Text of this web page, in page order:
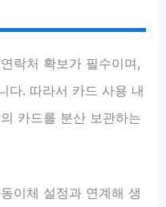
락처 확보가 필수이며,
다. 따라서 카드 사용 내
카드를 분산 보관하는
이체 설정과 연계해 생